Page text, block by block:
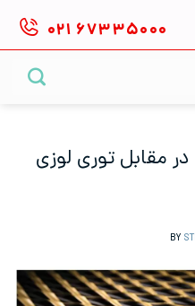
۰۲۱ ۶۷۳۳۵۰۰۰
مقابل توری لوزی